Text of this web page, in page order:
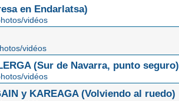
en Endarlatsa)
vidéos
vidéos
(Sur de Navarra, punto seguro)
vidéos
y KAREAGA (Volviendo al ruedo)